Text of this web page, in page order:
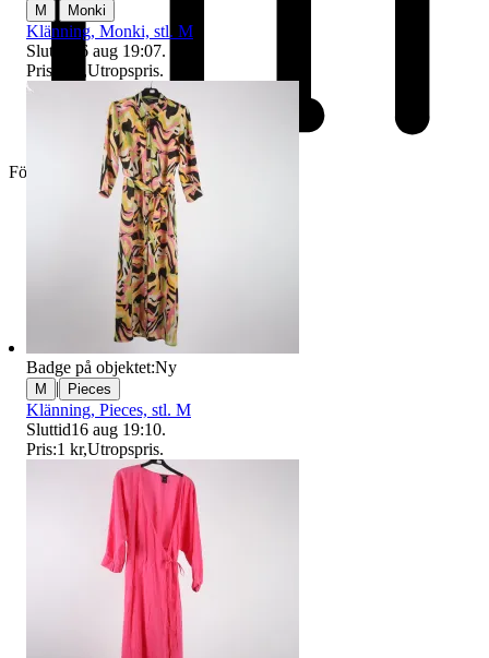
Företag
M Monki
Klänning, Monki, stl. M
Sluttid
16 aug 19:07.
Pris:
,Utropspris.
Badge på objektet:Ny
M | Pieces
Klänning, Pieces, stl. M
Sluttid16 aug 19:10.
Pris:1 kr,Utropspris.